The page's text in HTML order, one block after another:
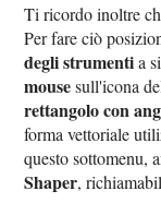
Ti ricordo inoltre
Per fare ciò
degli strumentia
mousesull'icona
rettangolo con
forma vettoriale
questo sottomenu,
Shaper,